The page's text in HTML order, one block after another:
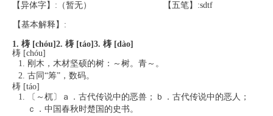
【异体字】:（暂无） 【五笔】:sdtf
【基本解释】:
1. 梼 [chóu] 2. 梼 [táo] 3. 梼 [dào]
梼 [chóu]
刚木，木材坚硕的树：～树。青～。
古同“筹”，数码。
梼 [táo]
〔～杌〕ａ．古代传说中的恶兽；ｂ．古代传说中的恶人；
ｃ．中国春秋时楚国的史书。